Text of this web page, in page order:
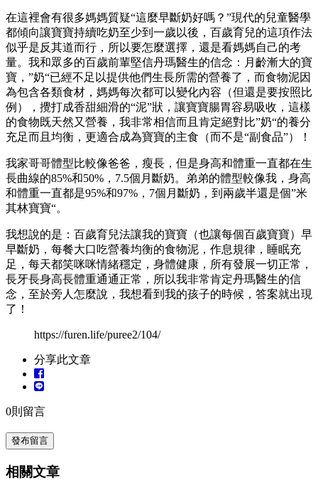
在這裡會有很多媽媽質疑“這麼早斷奶好嗎？”現代的兒童醫學
都傾向讓寶寶持續吃奶至少到一歲以後，百歲育兒的這項作法
似乎是反其道而行，所以要怎麼選擇，還是看媽媽自己的考
量。我和眾多的百歲前輩堅信丹瑪醫生的信念：月齡漸大的寶
寶，”奶“已經不足以提供他們生長所需的營養了，而食物泥因
為包含各類食材，媽媽每次都可以變化內容（但還是要按照比
例），攪打成香甜細滑的“泥”狀，讓寶寶腸胃容易吸收，這樣
的食物既天然又營養，我非常相信而且肯定絕對比”奶“的養分
充足而且均衡，更適合成為寶寶的主食（而不是“副食品”）！
我家哥哥體型比較像爸爸，瘦長，但是身高和體重一直都在生
長曲線的85%和50%，7.5個月斷奶。弟弟的體型較像我，身高
和體重一直都是95%和97%，7個月斷奶，到兩歲半還是個”米
其林寶寶“。
我想說的是：百歲育兒法讓我的寶寶（也讓每個百歲寶寶）早
早斷奶，每餐大口吃營養均衡的食物泥，作息規律，睡眠充
足，每天都笑咪咪情緒穩定，身體健康，所有發展一切正常，
長牙長身高長體重通通正常，所以我非常肯定丹瑪醫生的信
念，至於旁人怎麼說，我想看到我的孩子的時候，答案就出現
了！
https://furen.life/puree2/104/
分享此文章
0則留言
發布留言
相關文章